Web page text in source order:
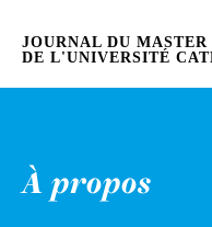
JOURNAL DU
DE L'UNIVERSITÉ
À propos